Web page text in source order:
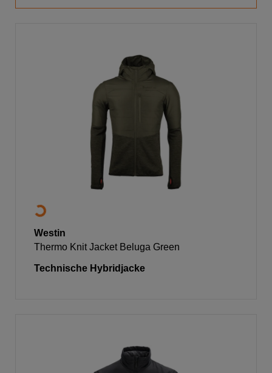
Westin
Thermo Knit Jacket Beluga Green
Technische Hybridjacke